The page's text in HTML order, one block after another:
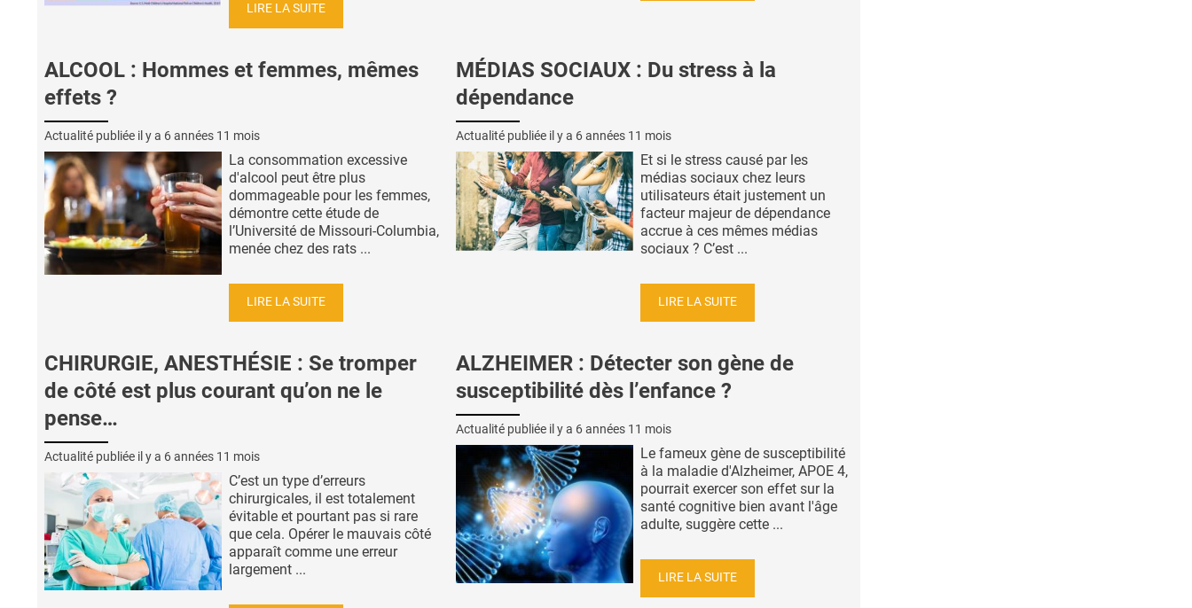
LIRE LA SUITE
ALCOOL : Hommes et femmes, mêmes
effets ?
Actualité publiée il y a 6 années 11 mois
La consommation excessive
d'alcool peut être plus
dommageable pour les femmes,
démontre cette étude de
l’Université de Missouri-Columbia,
menée chez des rats ...
LIRE LA SUITE
MÉDIAS SOCIAUX : Du stress à la
dépendance
Actualité publiée il y a 6 années 11 mois
Et si le stress causé par les
médias sociaux chez leurs
utilisateurs était justement un
facteur majeur de dépendance
accrue à ces mêmes médias
sociaux ? C’est ...
LIRE LA SUITE
CHIRURGIE, ANESTHÉSIE : Se tromper
de côté est plus courant qu’on ne le
pense…
Actualité publiée il y a 6 années 11 mois
C’est un type d’erreurs
chirurgicales, il est totalement
évitable et pourtant pas si rare
que cela. Opérer le mauvais côté
apparaît comme une erreur
largement ...
ALZHEIMER : Détecter son gène de
susceptibilité dès l’enfance ?
Actualité publiée il y a 6 années 11 mois
Le fameux gène de susceptibilité
à la maladie d'Alzheimer, APOE 4,
pourrait exercer son effet sur la
santé cognitive bien avant l'âge
adulte, suggère cette ...
LIRE LA SUITE